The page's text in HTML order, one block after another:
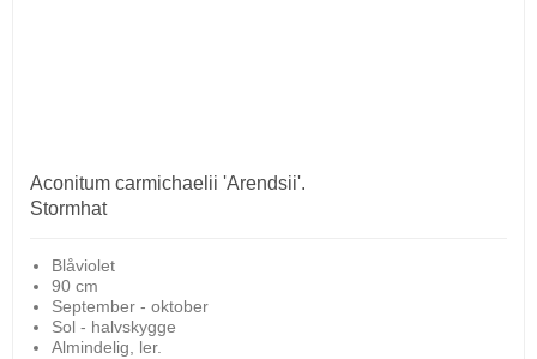
Aconitum carmichaelii 'Arendsii'.
Stormhat
Blåviolet
90 cm
September - oktober
Sol - halvskygge
Almindelig, ler.